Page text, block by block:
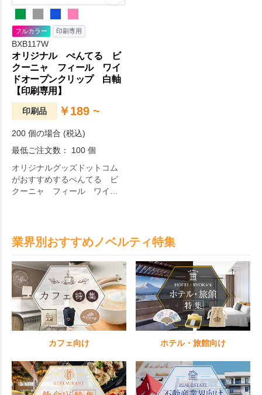
フルカラー 印刷専用
BXB117W
オリジナル ぺんてる ビ
クーニャ フィール ワイ
ドオープンクリップ 白軸
【印刷専用】
印刷品 ￥189 ~
200 個の場合 (税込)
最低ご注文数： 100 個
オリジナルグッズドットコム
がおすすめするぺんてる ビ
クーニャ フィール ワイド
キ」を搭載した滑らかな油性
ボールペン。黒味が深くテカ
リが少ない純粋な黒を実現す
ることで、くっきり鮮明な筆
跡が得られ、文字を美しく仕
上げます。クリップはコイル
スプリングを使用したバイン
ダー構造を採用しており、耐
久性に優れ厚みのある書類に
も軽いタッチで挟めます。
業界別おすすめノベルティ特集
カフェ向け ホテル・旅館向け